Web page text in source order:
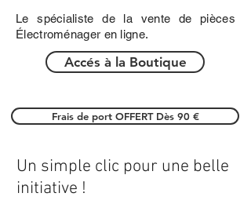
Le spécialiste de la vente de pièces
Électroménager en ligne.
Accés à la Boutique
Frais de port OFFERT Dès 90 €
Un simple clic pour une belle
initiative !